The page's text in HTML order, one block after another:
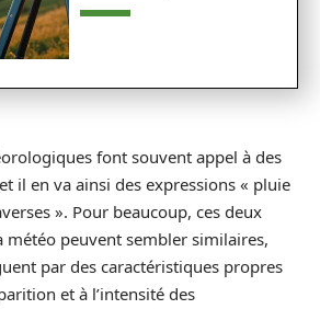
font souvent appel à des
il en va ainsi des expressions « pluie
». Pour beaucoup, ces deux
météo peuvent sembler similaires,
par des caractéristiques propres
et à l’intensité des